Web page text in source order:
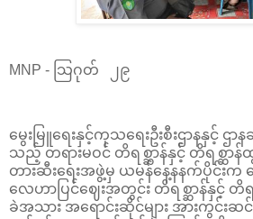
MNP - သြဂုတ် ၂၉
မွေးမြူရေးနှင့်ကုသရေးဦးစီးဌာနနှင့် ဌာ
သည့် တရားမဝင် တိရစ္ဆာန်နှင့် တိရစ္ဆာ
တားဆီးရေးအဖွဲ့မှ ယမန်နေ့နနက်ပိုင်းက
လေဟာပြင်ဈေးအတွင်း တိရစ္ဆာန်နှင့် တိ
ခဲအသား အရောင်းဆိုင်များ အားကွင်းဆ